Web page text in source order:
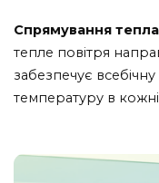
Спрямування
тепле повітря
забезпечує
температуру в